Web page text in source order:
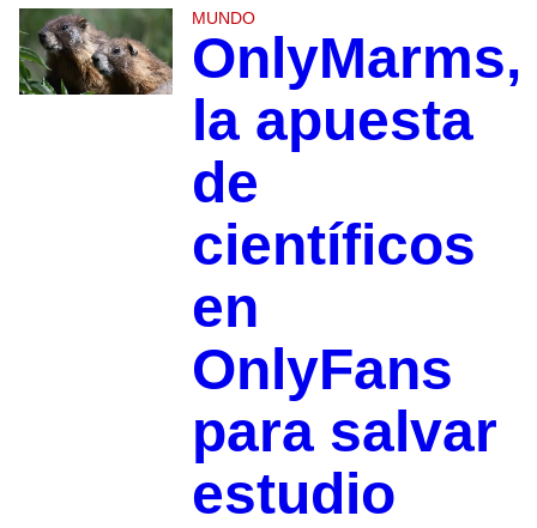
MUNDO
OnlyMarms,
la apuesta
de
científicos
en
OnlyFans
para salvar
estudio